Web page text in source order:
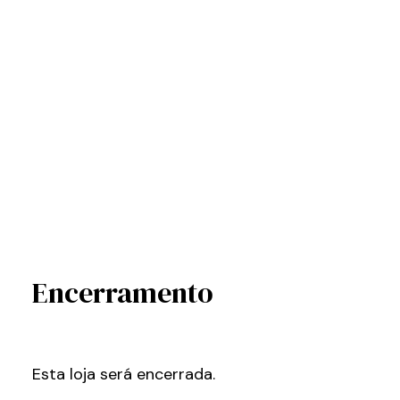
Encerramento
Esta loja será encerrada.